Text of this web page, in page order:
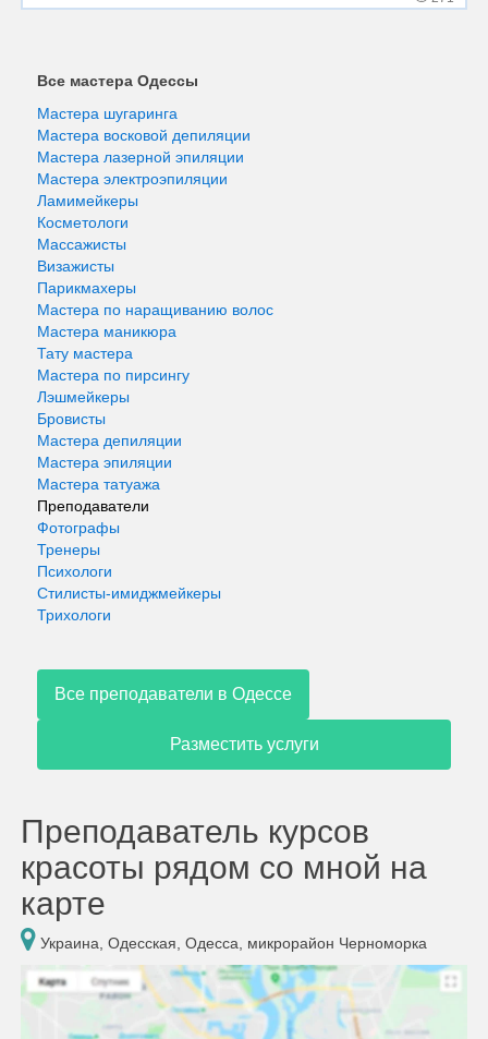
Все мастера Одессы
Мастера шугаринга
Мастера восковой депиляции
Мастера лазерной эпиляции
Мастера электроэпиляции
Ламимейкеры
Косметологи
Массажисты
Визажисты
Парикмахеры
Мастера по наращиванию волос
Мастера маникюра
Тату мастера
Мастера по пирсингу
Лэшмейкеры
Бровисты
Мастера депиляции
Мастера эпиляции
Мастера татуажа
Преподаватели
Фотографы
Тренеры
Психологи
Стилисты-имиджмейкеры
Трихологи
Все преподаватели в Одессе
Разместить услуги
Преподаватель курсов
красоты рядом со мной на
карте
Украина, Одесская, Одесса, микрорайон Черноморка